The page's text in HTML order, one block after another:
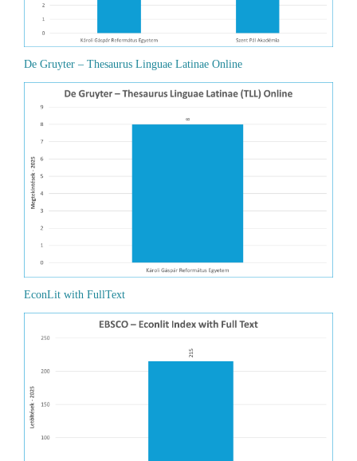
De Gruyter – Thesaurus Linguae Latinae Online
EconLit with FullText